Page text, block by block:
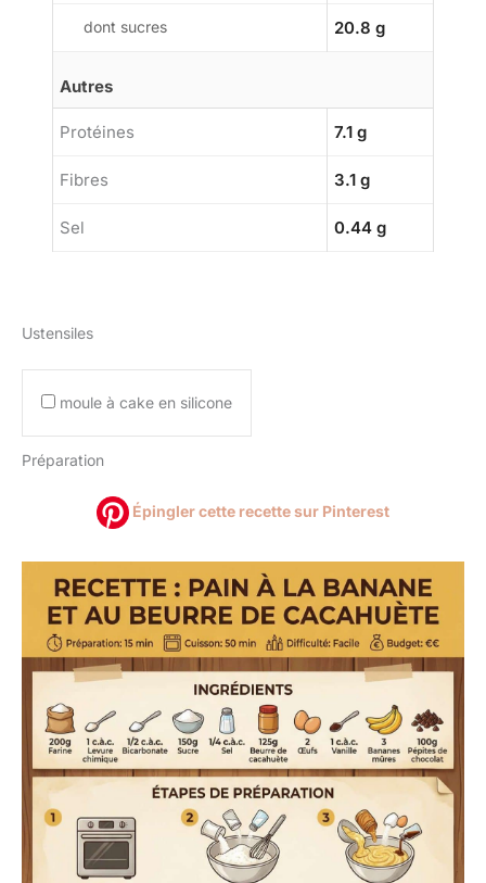
dont sucres 20.8 g
Autres
Protéines 7.1 g
Fibres 3.1 g
Sel 0.44 g
Ustensiles
moule à cake en silicone
Préparation
Épingler cette recette sur Pinterest